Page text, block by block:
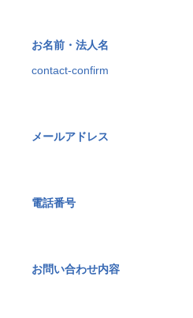
お名前・法人名
contact-confirm
メールアドレス
電話番号
お問い合わせ内容